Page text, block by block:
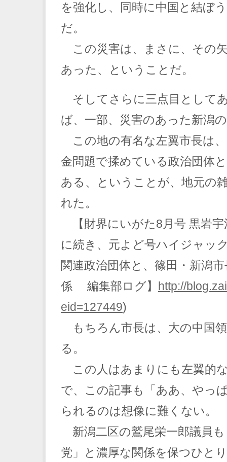
を強化し、同時に中国と結ぼ
だ。
この災害は、まさに、その
あった、ということだ。
そしてさらに三点目として
ば、一部、災害のあった新潟
この地の有名な左翼市長は
金問題で揉めている政治団体
ある、ということが、地元の
れた。
【財界にいがた8月号 黒岩宇
に続き、元よど号ハイジャッ
関連政治団体と、篠田・新潟
係 編集部ログ】
http://
eid=127449)
もちろん市長は、大の中国
る。
この人はあまりにも左翼的
で、この記事も「ああ、やっ
られるのは想像に難くない。
新潟二区の鷲尾栄一郎議員
党」と濃厚な関係を保つひと